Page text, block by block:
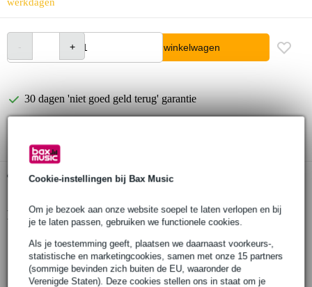
Cookie-instellingen bij Bax Music
Om je bezoek aan onze website soepel te laten verlopen en bij
je te laten passen, gebruiken we functionele cookies.
Als je toestemming geeft, plaatsen we daarnaast voorkeurs-,
statistische en marketingcookies, samen met onze 15 partners
(sommige bevinden zich buiten de EU, waaronder de
Verenigde Staten). Deze cookies stellen ons in staat om je
In winkelwagen
30 dagen 'niet goed geld terug' garantie
3 jaar Bax Music garantie
Gratis ophalen in de winkel
Productinformatie
merk: Doughty
model: T60600
producttype: fixed stage brace (vaste stage brace)